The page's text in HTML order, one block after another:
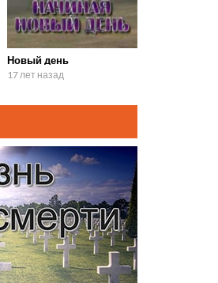
Новый день
17 лет назад